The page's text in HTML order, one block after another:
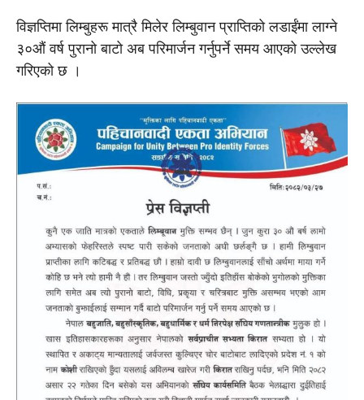
विज्ञप्तिमा लिम्बुहरू मात्रै मिलेर लिम्बुवान प्राप्तिको लडाईंमा लाग्ने
३०औं वर्ष पुरानो बाटो अब परिमार्जन गर्नुपर्ने समय आएको उल्लेख
गरिएको छ ।